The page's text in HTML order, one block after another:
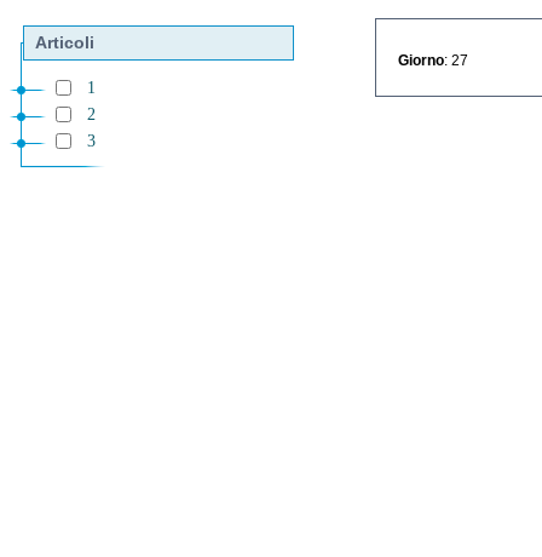
Articoli
1
2
3
Giorno : 27